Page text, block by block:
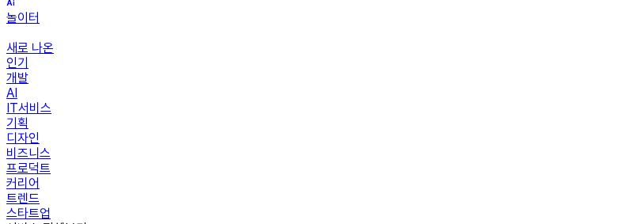
놀이터
새로 나온
인기
개발
AI
IT서비스
기획
디자인
비즈니스
프로덕트
커리어
트렌드
스타트업